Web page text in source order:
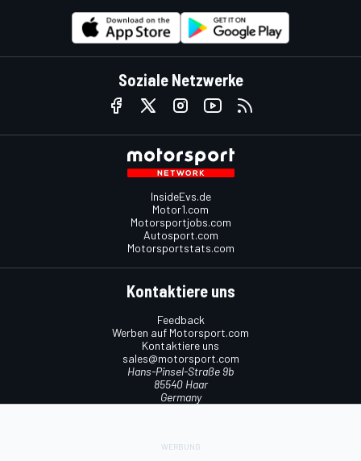
Soziale Netzwerke
InsideEvs.de
Motor1.com
Motorsportjobs.com
Autosport.com
Motorsportstats.com
Kontaktiere uns
Feedback
Werben auf Motorsport.com
Kontaktiere uns
sales@motorsport.com
Hans-Pinsel-Straße 9b
85540 Haar
Germany
Utiq verwalten